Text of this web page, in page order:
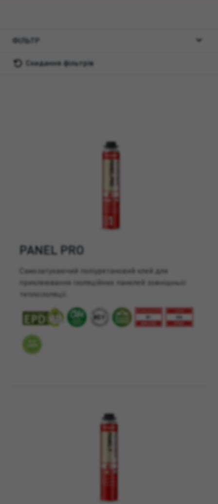
ФІЛЬТР
Скидання фільтрів
PANEL PRO
Самозатухаючий поліуретановий клей для
приклеювання ізоляційних панелей зовнішньої
теплоізоляції.